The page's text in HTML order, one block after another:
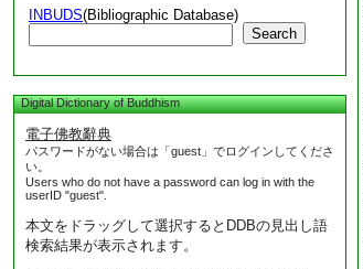
INBUDS(Bibliographic Database)
Search
Digital Dictionary of Buddhism
電子佛教辭典
パスワードがない場合は「guest」でログインしてくださ
い。
Users who do not have a password can log in with the
userID "guest".
本文をドラッグして選択するとDDBの見出し語
検索結果が表示されます。